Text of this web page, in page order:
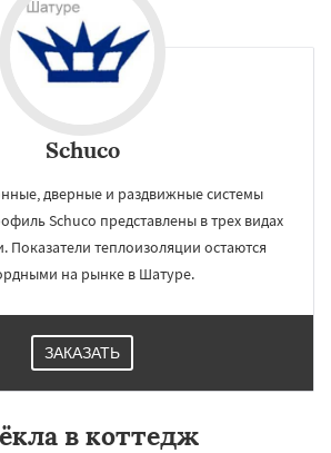
Schuco
дверные и раздвижные системы
Schuco представлены в трех видах
Показатели теплоизоляции остаются
на рынке в Шатуре.
ЗАКАЗАТЬ
в коттедж